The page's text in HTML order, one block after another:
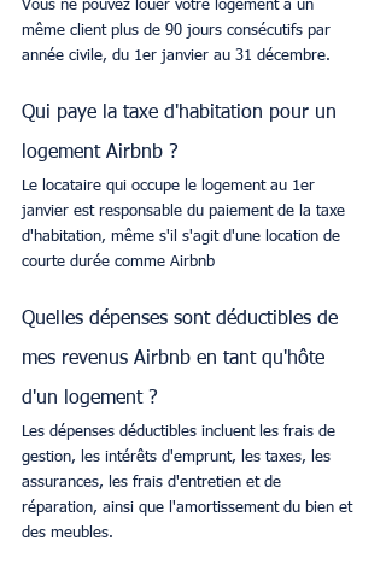
Vous ne pouvez louer votre logement à un
même client plus de 90 jours consécutifs par
année civile, du 1er janvier au 31 décembre.
Qui paye la taxe d'habitation pour un
logement Airbnb ?
Le locataire qui occupe le logement au 1er
janvier est responsable du paiement de la taxe
d'habitation, même s'il s'agit d'une location de
courte durée comme Airbnb
Quelles dépenses sont déductibles de
mes revenus Airbnb en tant qu'hôte
d'un logement ?
Les dépenses déductibles incluent les frais de
gestion, les intérêts d'emprunt, les taxes, les
assurances, les frais d'entretien et de
réparation, ainsi que l'amortissement du bien et
des meubles.